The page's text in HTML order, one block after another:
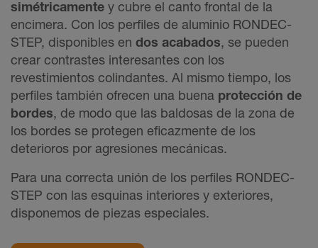
simétricamente y cubre el canto frontal de la
encimera. Con los perfiles de aluminio RONDEC-
STEP, disponibles en dos acabados, se pueden
crear contrastes interesantes con los
revestimientos colindantes. Al mismo tiempo, los
perfiles también ofrecen una buena protección de
bordes, de modo que las baldosas de la zona de
los bordes se protegen eficazmente de los
deterioros por agresiones mecánicas.
Para una correcta unión de los perfiles RONDEC-
STEP con las esquinas interiores y exteriores,
disponemos de piezas especiales.